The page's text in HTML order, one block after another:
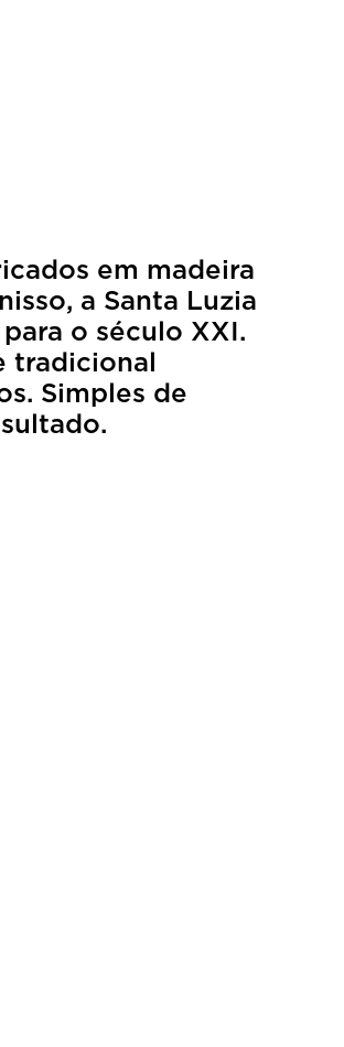
em madeira
a Santa Luzia
o século XXI.
tradicional
Simples de